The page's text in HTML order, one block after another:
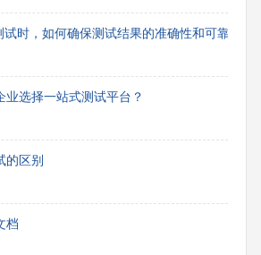
试时，如何确保测试结果的准确性和可靠性？
业选择一站式测试平台？
的区别
档